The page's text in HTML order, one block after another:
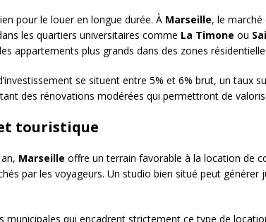
pour le louer en longue durée. À Marseille, le
les quartiers universitaires comme La Timone ou
appartements plus grands dans des zones
se situent entre 5% et 6% brut, un taux
des rénovations modérées qui permettront de
touristique
Marseille offre un terrain favorable à la location de
par les voyageurs. Un studio bien situé peut générer
qui encadrent strictement ce type de